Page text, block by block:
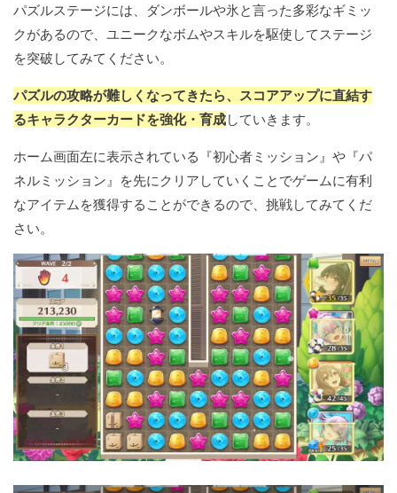
パズルステージには、ダンボールや氷と言った多彩なギミッ
クがあるので、ユニークなボムやスキルを駆使してステージ
を突破してみてください。
パズルの攻略が難しくなってきたら、スコアアップに直結す
るキャラクターカードを強化・育成していきます。
ホーム画面左に表示されている『初心者ミッション』や『パ
ネルミッション』を先にクリアしていくことでゲームに有利
なアイテムを獲得することができるので、挑戦してみてくだ
さい。